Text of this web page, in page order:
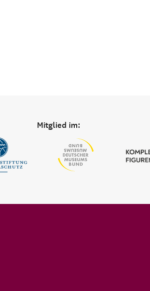
Mitglied im: